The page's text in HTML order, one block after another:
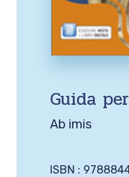
Guida
Ab imis
ISBN :